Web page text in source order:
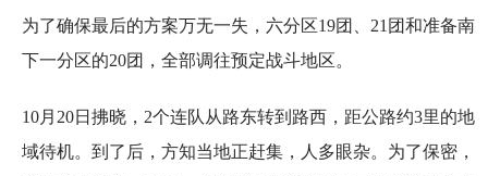
为了确保最后的方案万无一失，六分区19团、21团和准备南
下一分区的20团，全部调往预定战斗地区。
10月20日拂晓，2个连队从路东转到路西，距公路约3里的地
域待机。到了后，方知当地正赶集，人多眼杂。为了保密，